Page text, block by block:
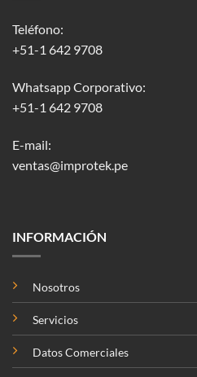
Teléfono:
+51-1 642 9708
Whatsapp Corporativo:
+51-1 642 9708
E-mail:
ventas@improtek.pe
INFORMACIÓN
Nosotros
Servicios
Datos Comerciales